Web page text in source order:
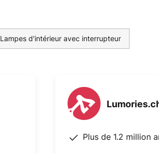
Lampes d'intérieur avec interrupteur
Plus de 1.2 million